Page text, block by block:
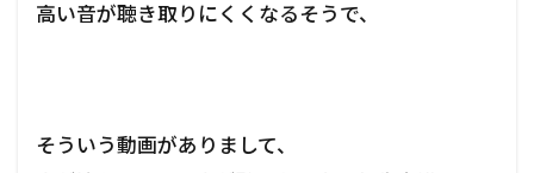
高い音が聴き取りにくくなるそうで、
そういう動画がありまして、